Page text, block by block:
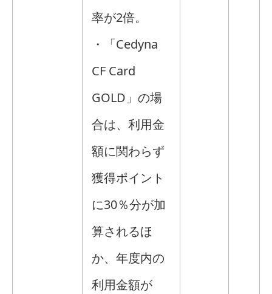
率が2倍。
・「Cedyna
CF Card
GOLD」の場
合は、利用金
額に関わらず
獲得ポイント
に30％分が加
算されるほ
か、年度内の
利用金額が